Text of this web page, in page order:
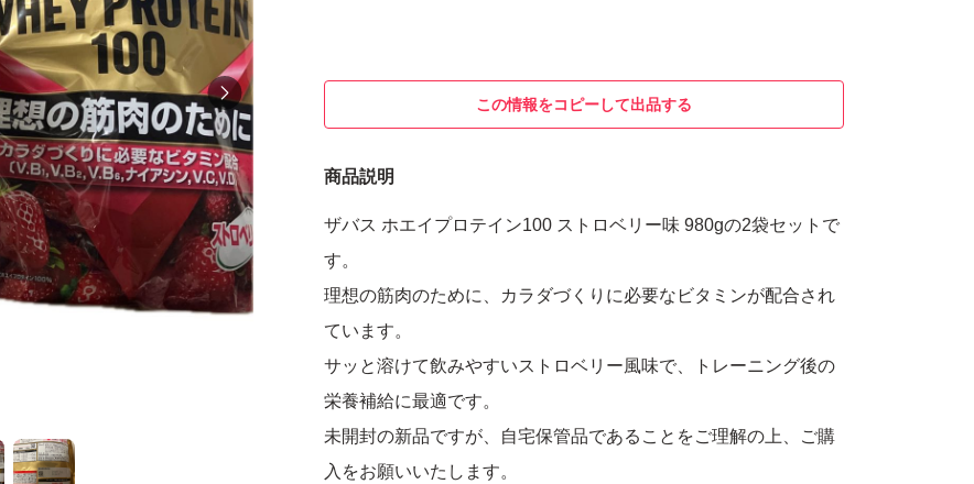
この情報をコピーして出品する
商品説明
ザバス ホエイプロテイン100 ストロベリー味 980gの2袋セットで
す。
理想の筋肉のために、カラダづくりに必要なビタミンが配合され
ています。
サッと溶けて飲みやすいストロベリー風味で、トレーニング後の
栄養補給に最適です。
未開封の新品ですが、自宅保管品であることをご理解の上、ご購
入をお願いいたします。